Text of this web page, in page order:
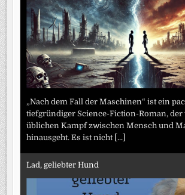
„Nach dem Fall der Maschinen“ ist ein
tiefgründiger Science-Fiction-Roman, der
üblichen Kampf zwischen Mensch und
hinausgeht. Es ist nicht [...]
Lad, geliebter Hund